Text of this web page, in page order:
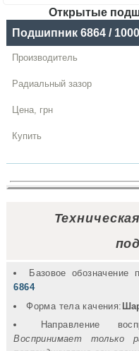
Открытые
Название
Производитель
Радиальный
грн
Купить
Подшипник 6864 /
Базовое обозначение
6864
Форма тела качения:
Направление
Воспринимает только